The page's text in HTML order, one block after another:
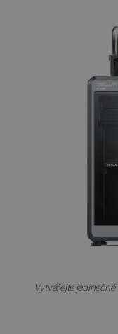
Vytvářejte